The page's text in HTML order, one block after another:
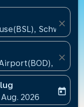
Schweiz
close
close
labelreturn-date-
Aug. 2026
today